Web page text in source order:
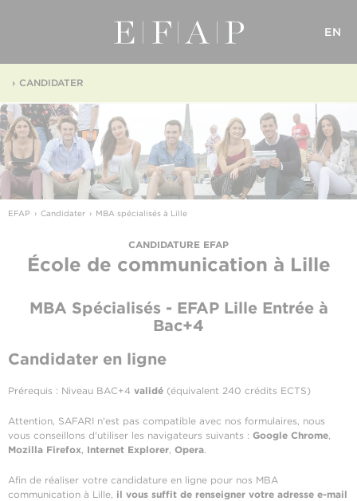
EN
CANDIDATER
EFAP Candidater MBA spécialisés à Lille
CANDIDATURE EFAP
École de communication à Lille
MBA Spécialisés - EFAP Lille Entrée à
Bac+4
Candidater en ligne
Prérequis : Niveau BAC+4 validé (équivalent 240 crédits ECTS)
Attention, SAFARI n'est pas compatible avec nos formulaires, nous
vous conseillons d'utiliser les navigateurs suivants : Google Chrome,
Mozilla Firefox, Internet Explorer, Opera.
Afin de réaliser votre candidature en ligne pour nos MBA
communication à Lille, il vous suffit de renseigner votre adresse e-mail